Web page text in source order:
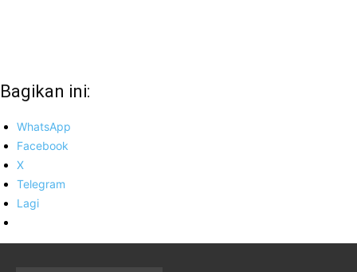
Bagikan ini:
WhatsApp
Facebook
X
Telegram
Lagi